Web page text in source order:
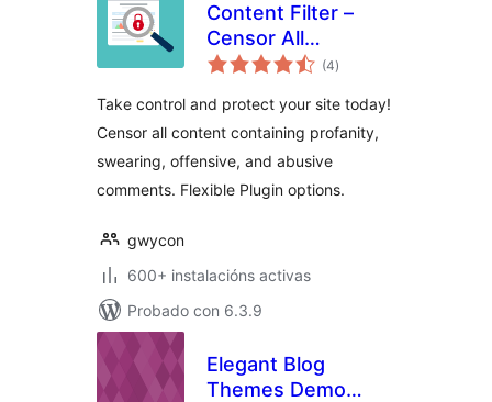
Content Filter –
Censor All
Offensive Content
(4valoracións
totais
)
Take control and protect your site today!
Censor all content containing profanity,
swearing, offensive, and abusive
comments. Flexible Plugin options.
gwycon
600+ instalacións activas
Probado con 6.3.9
Elegant Blog
Themes Demo